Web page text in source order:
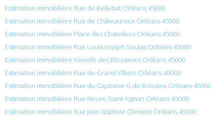
Estimation immobilière Rue de Bellebat Orléans 45000
Estimation immobilière Rue de Châteauroux Orléans 45000
Estimation immobilière Place des Chatelliers Orléans 45000
Estimation immobilière Rue Louis Joseph Soulas Orléans 45000
Estimation immobilière Venelle des Blossieres Orléans 45000
Estimation immobilière Rue du Grand Villiers Orléans 45000
Estimation immobilière Rue du Capitaine G de Boissieu Orléans 45000
Estimation immobilière Rue Neuve Saint Aignan Orléans 45000
Estimation immobilière Rue Jean Baptiste Clement Orléans 45000